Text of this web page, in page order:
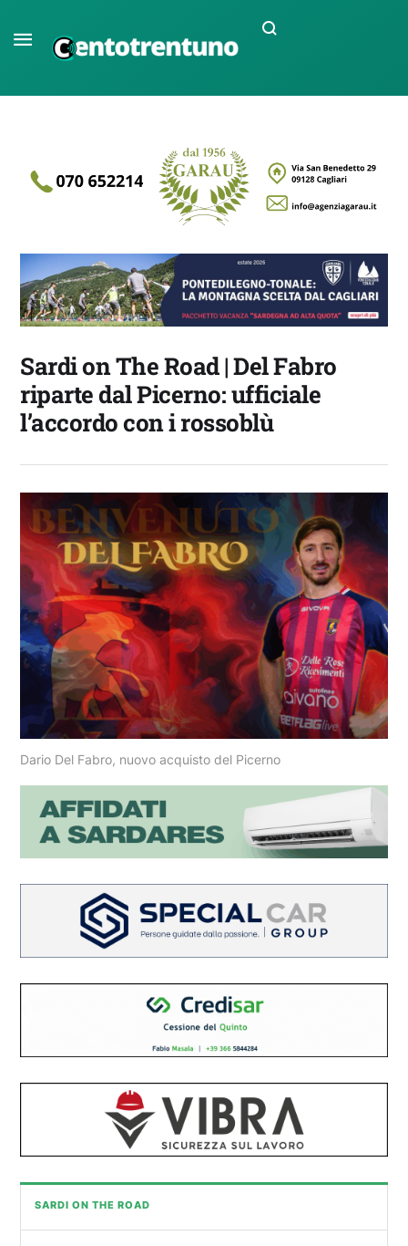
Sardi on The Road | Del Fabro
riparte dal Picerno: ufficiale
l’accordo con i rossoblù
Dario Del Fabro, nuovo acquisto del Picerno
SARDI ON THE ROAD